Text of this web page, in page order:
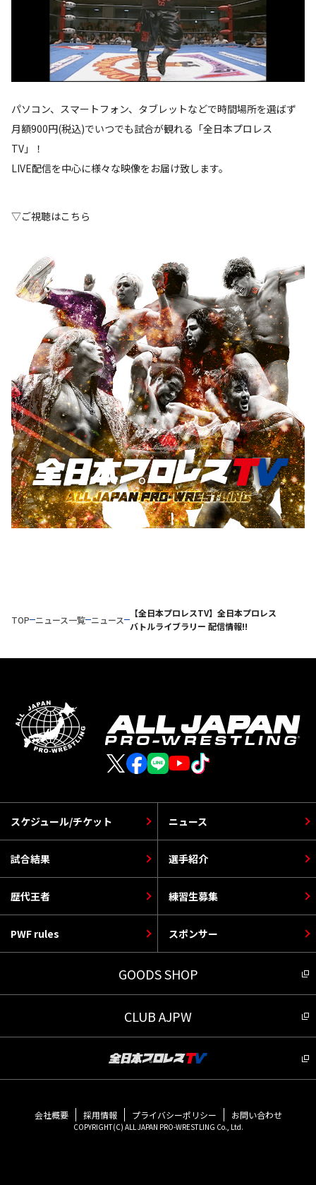
パソコン、スマートフォン、タブレットなどで時間場所を選ばず
月額900円(税込)でいつでも試合が観れる「全日本プロレス
TV」！
LIVE配信を中心に様々な映像をお届け致します。
▽ご視聴はこちら
TOP ニュース一覧 ニュース
【全日本プロレスTV】全日本プロレス
バトルライブラリー 配信情報!!
スケジュール/チケット
選手紹介
PWF rules
ニュース
歴代王者
スポンサー
試合結果
練習生募集
GOODS SHOP
CLUB AJPW
会社概要 採用情報 プライバシーポリシー お問い合わせ
COPYRIGHT(C) ALL JAPAN PRO-WRESTLING Co., Ltd.